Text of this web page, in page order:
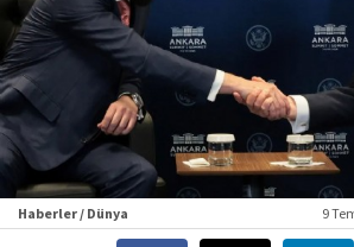
Haberler / Dünya 9